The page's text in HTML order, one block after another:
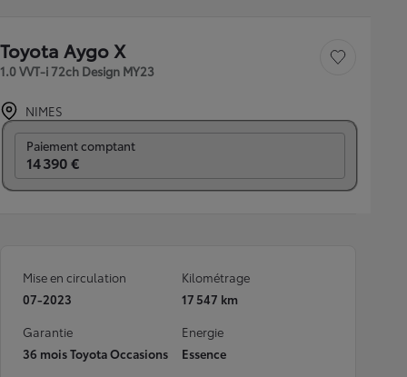
Toyota Aygo X
1.0 VVT-i 72ch Design MY23
Sauvegarder le
NIMES
Paiement comptant
14 390 €
Mise en circulation
07-2023
Kilométrage
17 547 km
Garantie
36 mois Toyota Occasions
Energie
Essence